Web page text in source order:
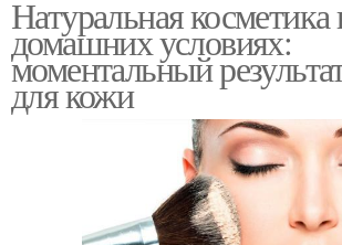
Натуральная косметика
домашних условиях:
моментальный
для кожи